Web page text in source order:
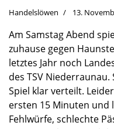
Handelslöwen 13.
Am Samstag Abend
zuhause gegen
letztes Jahr noch
des TSV
Spiel klar verteilt.
ersten 15 Minuten und
Fehlwürfe, schlechte